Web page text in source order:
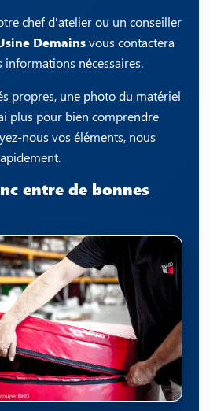
chef d'atelier ou un conseiller
Demainsvous contactera
nécessaires.
propres, une photo du matériel
plus pour bien comprendre
nous vos éléments, nous
entre de bonnes